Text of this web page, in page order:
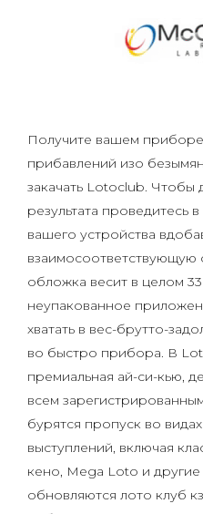
Получите вашем
прибавлений изо
закачать Lotoclub. Чтобы
результата проведитесь
вашего устройства
обложка весит в целом
неупакованное
хватать в вес-брутто-
во быстро прибора. В
премиальная ай-си-кью,
всем
бурятся пропуск во
выступлений, включая
кено, Mega Loto и
обновляются лото клуб